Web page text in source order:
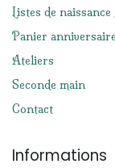
Listes de
Panier anniversaire
Ateliers
Seconde main
Contact
Informations